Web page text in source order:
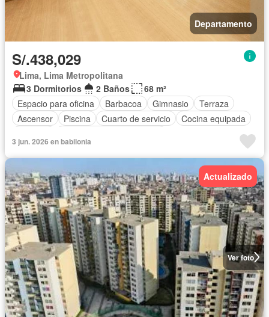
Departamento
S/.438,029
Lima, Lima Metropolitana
3 Dormitorios
2 Baños
68 m²
Espacio para oficina
Barbacoa Gimnasio
Terraza
Ascensor
Piscina Cuarto de servicio
Cocina equipada
3 jun. 2026 en babilonia
Ver foto
Actualizado